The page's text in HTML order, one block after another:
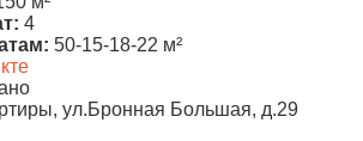
4
50-15-18-22 м²
ул.Бронная Большая, д.29